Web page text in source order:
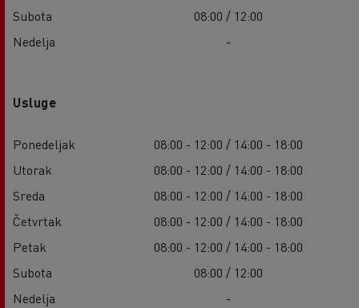
Subota
08:00 / 12:00
Nedelja
-
Usluge
Ponedeljak
08:00 - 12:00 / 14:00 - 18:00
Utorak
08:00 - 12:00 / 14:00 - 18:00
Sreda
08:00 - 12:00 / 14:00 - 18:00
Četvrtak
08:00 - 12:00 / 14:00 - 18:00
Petak
08:00 - 12:00 / 14:00 - 18:00
Subota
08:00 / 12:00
Nedelja
-